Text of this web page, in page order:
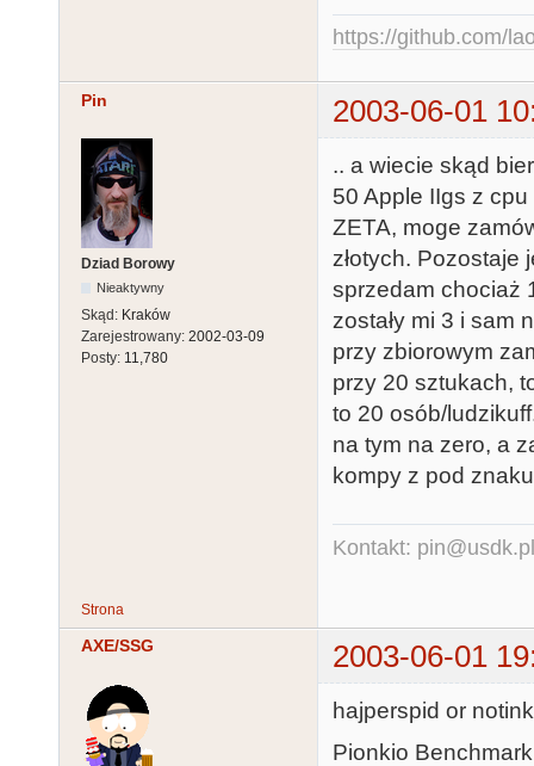
https://github.com/
Pin 2003-06-01
Dziad Borowy
Nieaktywny
Skąd: Kraków
Zarejestrowany: 2002-03-09
Posty: 11,780
.. a wiecie skąd
50 Apple IIgs z
ZETA, moge
złotych.
sprzedam chociaż
zostały mi 3 i sam
przy zbiorowym
przy 20 sztukach,
to 20 osób/
na tym na zero, a
kompy z pod
Kontakt: pin@usdk.pl
Strona
AXE/SSG 2003-06-01
hajperspid or
Pionkio